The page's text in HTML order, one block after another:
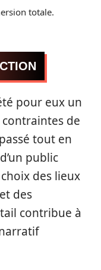
totale.
pour eux un
de
tout en
public
des lieux
des
contribue à